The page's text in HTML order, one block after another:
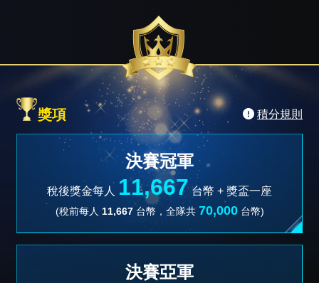
獎項 積分規則
決賽冠軍
稅後獎金每人 11,667 台幣 + 獎盃一座
(稅前每人 11,667台幣，全隊共70,000台幣)
決賽亞軍